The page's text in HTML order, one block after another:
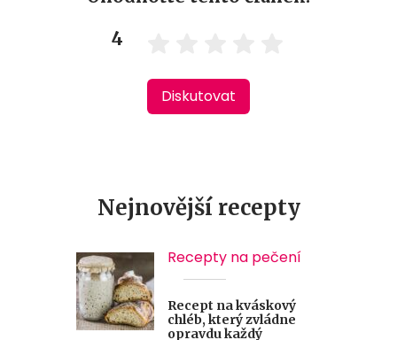
4
Diskutovat
Nejnovější recepty
Recepty na pečení
Recept na kváskový
chléb, který zvládne
opravdu každý